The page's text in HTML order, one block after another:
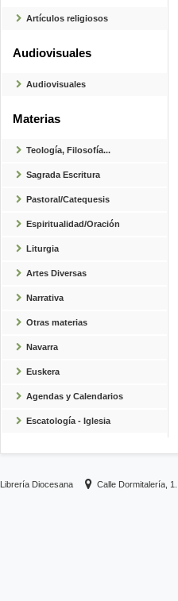
Artículos religiosos
Audiovisuales
Audiovisuales
Materias
Teología, Filosofía...
Sagrada Escritura
Pastoral/Catequesis
Espiritualidad/Oración
Liturgia
Artes Diversas
Narrativa
Otras materias
Navarra
Euskera
Agendas y Calendarios
Escatología - Iglesia
Librería Diocesana Calle Dormitalería, 1.